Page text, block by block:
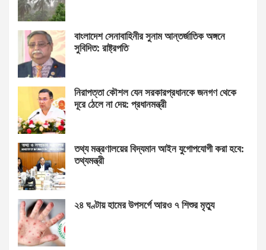
বাংলাদেশ সেনাবাহিনীর সুনাম আন্তর্জাতিক অঙ্গনে
সুবিদিত: রাষ্ট্রপতি
নিরাপত্তা কৌশল যেন সরকারপ্রধানকে জনগণ থেকে
দূরে ঠেলে না দেয়: প্রধানমন্ত্রী
তথ্য মন্ত্রণালয়ের বিদ্যমান আইন যুগোপযোগী করা হবে:
তথ্যমন্ত্রী
২৪ ঘণ্টায় হামের উপসর্গে আরও ৭ শিশুর মৃত্যু